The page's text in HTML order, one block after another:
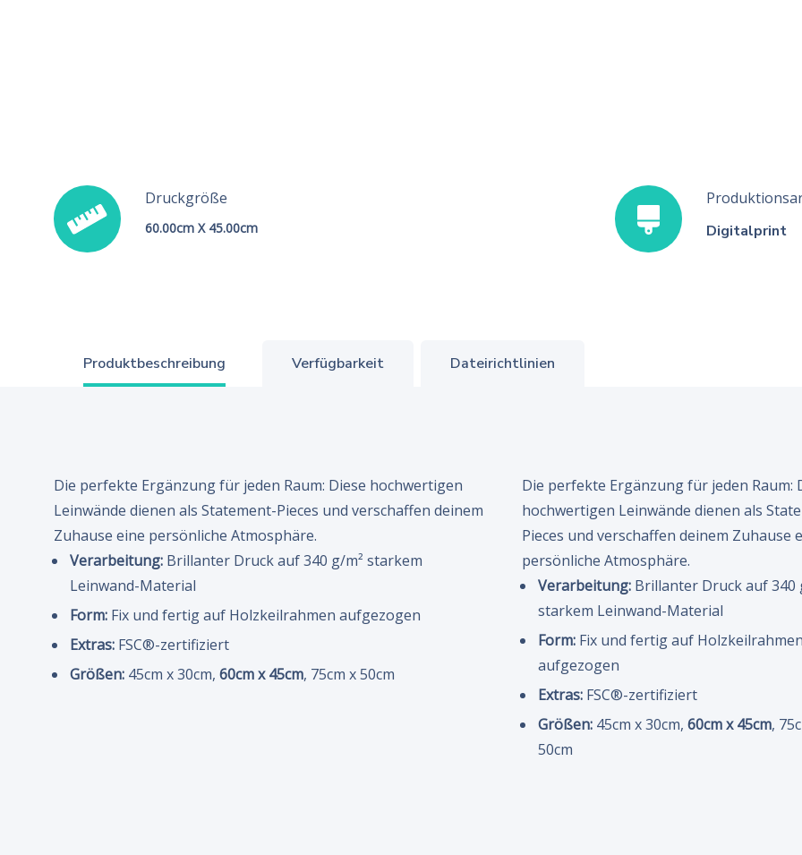
Druckgröße
60.00cm X 45.00cm
Digitalprint
Produktbeschreibung
Die perfekte Ergänzung für jeden Raum: Diese hochwertigen
Leinwände dienen als Statement-Pieces und verschaffen deinem
Zuhause eine persönliche Atmosphäre.
Verarbeitung: Brillanter Druck auf 340 g/m² starkem
Leinwand-Material
Form: Fix und fertig auf Holzkeilrahmen aufgezogen
Extras: FSC®-zertifiziert
Größen: 45cm x 30cm, 60cm x 45cm, 75cm x 50cm
Die perfekte Ergänzung für jeden Raum:
hochwertigen Leinwände dienen als
Pieces und verschaffen deinem Zuhause
persönliche Atmosphäre.
Verarbeitung:Brillanter Druck auf 340
starkem Leinwand-Material
Form:Fix und fertig auf Holzkeilrahmen
aufgezogen
Extras:FSC®-zertifiziert
Größen:45cm x 30cm, 60cm x 45cm,
50cm
Verfügbarkeit Dateirichtlinien